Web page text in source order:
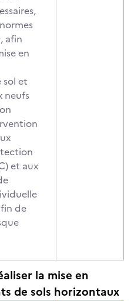
afin
en
et
neufs
et aux
de
la mise en
de sols horizontaux